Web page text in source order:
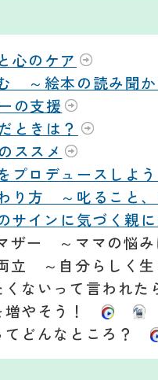
心のケア
～絵本の読み聞か
の支援
ときは？
ススメ
プロデュースしよ
り方 ～叱ること
サインに気づく親
ザー ～ママの悩
両立 ～自分らしく
くないって言われ
増やそう！
てどんなところ？